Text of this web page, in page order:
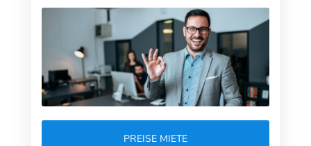
PREISE MIETE